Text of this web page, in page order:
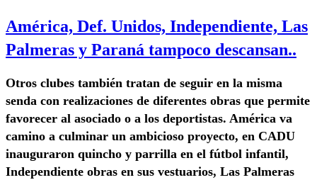
América, Def. Unidos, Independiente, Las
Palmeras y Paraná tampoco descansan..
Otros clubes también tratan de seguir en la misma
senda con realizaciones de diferentes obras que permite
favorecer al asociado o a los deportistas. América va
camino a culminar un ambicioso proyecto, en CADU
inauguraron quincho y parrilla en el fútbol infantil,
Independiente obras en sus vestuarios, Las Palmeras